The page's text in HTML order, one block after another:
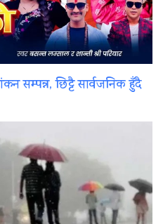
सम्पन्न, छिट्टै सार्वजनिक हुँदै